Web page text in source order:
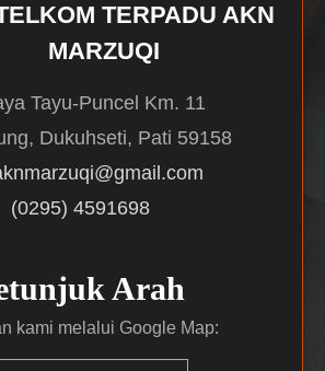
TERPADU AKN
MARZUQI
Tayu-Puncel Km. 11
Dukuhseti, Pati 59158
(0295) 4591698
Arah
kami melalui Google Map: